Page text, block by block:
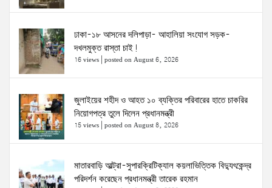
ঢাকা-১৮ আসনের দলিপাড়া- আহালিয়া সংযোগ সড়ক-
দখলমুক্ত রাস্তা চাই!
16 views posted on August 6, 2026
জুলাইয়ের শহীদ ও আহত ১০ ব্যক্তির পরিবারের হাতে চাকরির
নিয়োগপত্র তুলে দিলেন প্রধানমন্ত্রী
15 views posted on August 8, 2026
মাতারবাড়ি আল্ট্রা-সুপারক্রিটিক্যাল কয়লাভিত্তিক বিদ্যুৎকেন্দ্র
পরিদর্শন করেছেন প্রধানমন্ত্রী তারেক রহমান